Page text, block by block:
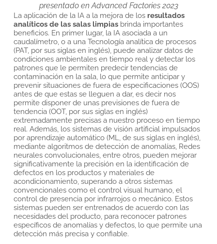
presentado en Advanced Factories 2023
La aplicación de la IA a la mejora de los resultados
analíticos de las salas limpiasbrinda importantes
beneficios. En primer lugar, la IA asociada a un
caudalímetro, o a una Tecnología analítica de procesos
(PAT, por sus siglas en inglés), puede analizar datos de
condiciones ambientales en tiempo real y detectar los
patrones que le permiten predecir tendencias de
contaminación en la sala, lo que permite anticipar y
prevenir situaciones de fuera de especificaciones (OOS)
antes de que estas se lleguen a dar, es decir nos
permite disponer de unas previsiones de fuera de
tendencia (OOT, por sus siglas en inglés)
extremadamente precisas a nuestro proceso en tiempo
real. Además, los sistemas de visión artificial impulsados
por aprendizaje automático (ML, de sus siglas en inglés),
mediante algoritmos de detección de anomalías, Redes
neurales convolucionales, entre otros, pueden mejorar
significativamente la precisión en la identificación de
defectos en los productos y materiales de
acondicionamiento, superando a otros sistemas
convencionales como el control visual humano, el
control de presencia por infrarrojos o mecánico. Estos
sistemas pueden ser entrenados de acuerdo con las
necesidades del producto, para reconocer patrones
específicos de anomalías y defectos, lo que permite una
detección más precisa y confiable.